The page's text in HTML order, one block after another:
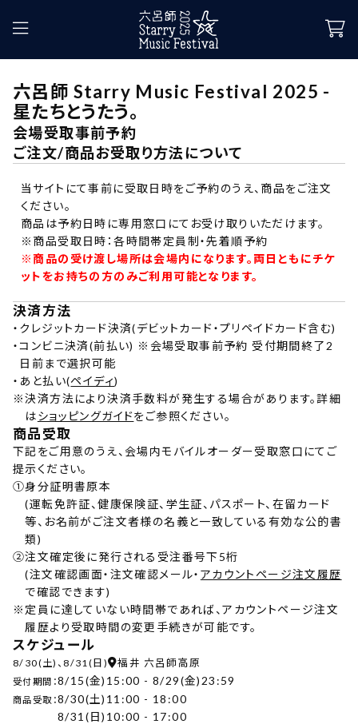
六呂師 Starry Music Festival 2025 -
星たちとうたう。
会場受取事前予約
ご注文/商品お受取り方法について
当サイトにて事前に受取日時をご予約のうえ、商品をご注文
ください。
商品は予約日時に専用窓口にてお受け取りいただけます。
※商品受取日時：各時間帯定員制・先着順予約
※商品の受け渡し場所は会場内になります。両日ともにチケ
ットをお持ちの方のみご利用可能となります。
決済方法
・ クレジットカード決済(デビットカード・プリペイドカード含む)
・コンビニ決済(前払い) ※会場受取事前予約 受付期間終了2
日前まで選択可能
・ あと払い(ペイディ)
※決済方法により決済手数料が発生する場合があります。詳細
はショッピングガイドをご参照ください。
商品受取
下記をご用意のうえ、会場内モバイルオーダー受取窓口にてご
提示ください。
①身分証明書原本
(運転免許証、健康保険証、学生証、パスポート、在留カード
等、お名前がご注文者様の名義と一致している有効な公的書
類)
②注文確定後に発行される受注番号下5桁
(注文確認画面・注文確認メール・ アカウントページ注文履歴
で確認できます)
※ 定員に達していない時間帯であれば、アカウントページ注文
履歴より受取時間の変更手続きが可能です。
スケジュール
8/30(土)、8/31(日) 福井 六呂師高原
受付期間：8/15(金)15:00 - 8/29(金)23:59
商品受取：8/30(土)11:00 - 18:00
8/31(日)10:00 - 17:00